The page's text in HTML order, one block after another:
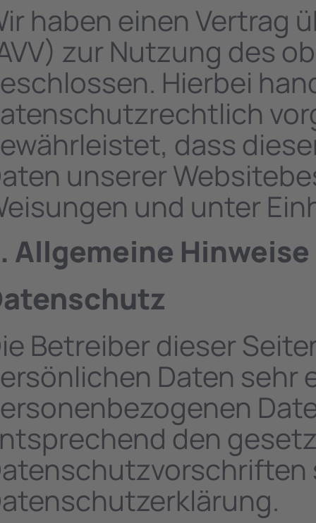
haben einen Vertrag
zur Nutzung des
Hierbei
dass
unserer
und unter
Allgemeine
Betreiber dieser
Daten sehr
den